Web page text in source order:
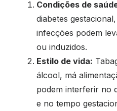
Condições de
diabetes
infecções podem
ou induzidos.
Estilo de vida:
álcool, má
podem interferir no
e no tempo